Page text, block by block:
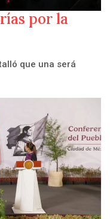
por la
que una será